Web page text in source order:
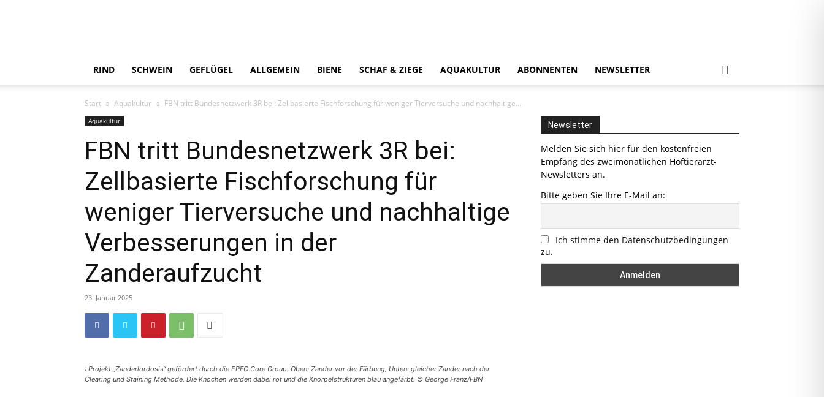
RIND SCHWEIN GEFLÜGEL ALLGEMEIN BIENE SCHAF & ZIEGE AQUAKULTUR ABONNENTEN NEWSLETTER
Start Aquakultur FBN tritt Bundesnetzwerk 3R bei: Zellbasierte Fischforschung für weniger Tierversuche und nachhaltige...
Aquakultur
FBN tritt Bundesnetzwerk 3R bei:
Zellbasierte Fischforschung für
weniger Tierversuche und nachhaltige
Verbesserungen in der
Zanderaufzucht
23. Januar 2025
: Projekt „Zanderlordosis“ gefördert durch die EPFC Core Group. Oben: Zander vor der Färbung, Unten: gleicher Zander nach der
Clearing und Staining Methode. Die Knochen werden dabei rot und die Knorpelstrukturen blau angefärbt. © George Franz/FBN
Newsletter
Melden Sie sich hier für den kostenfreien
Empfang des zweimonatlichen Hoftierarzt-
Newsletters an.
Bitte geben Sie Ihre E-Mail an:
Ich stimme den Datenschutzbedingungen
zu.